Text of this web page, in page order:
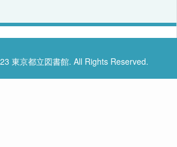
東京都立図書館. All Rights Reserved.